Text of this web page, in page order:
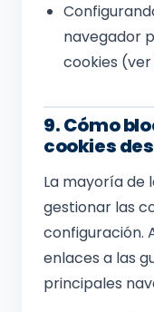
navegador
cookies
9. Cómo
cookies
La mayoría de
gestionar las
configuración.
enlaces a las
principales